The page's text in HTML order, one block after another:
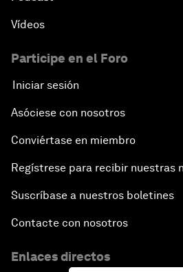
Vídeos
Participe en el Foro
Iniciar sesión
Asóciese con nosotros
Conviértase en miembro
Regístrese para recibir nuestras
Suscríbase a nuestros boletines
Contacte con nosotros
Enlaces directos